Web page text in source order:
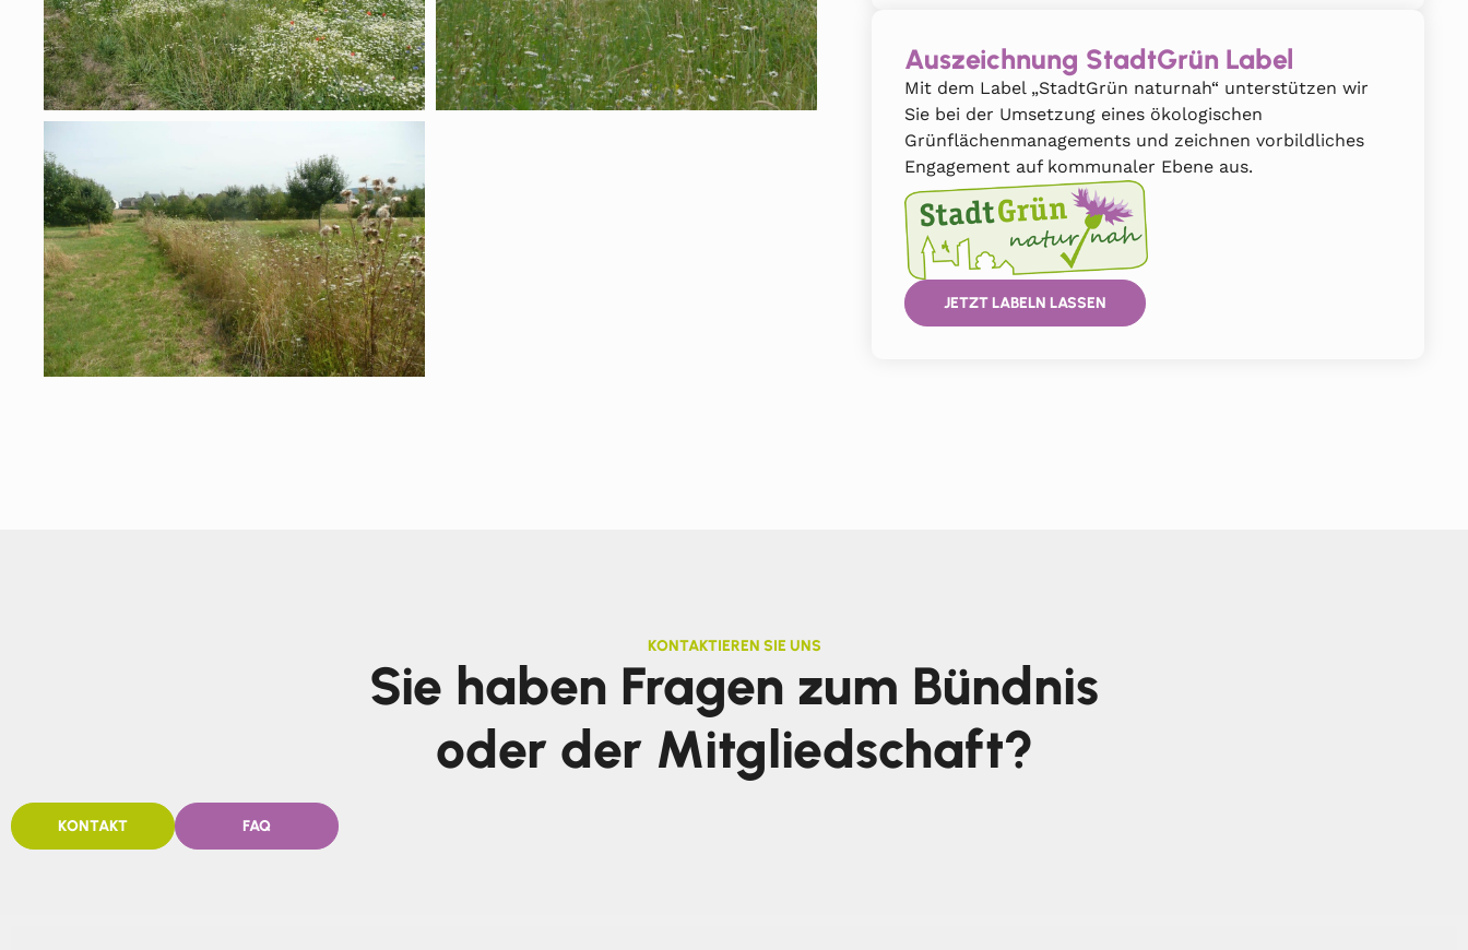
Auszeichnung StadtGrün Label
Mit dem Label „StadtGrün naturnah“ unterstützen wir
Sie bei der Umsetzung eines ökologischen
Grünflächenmanagements und zeichnen vorbildliches
Engagement auf kommunaler Ebene aus.
JETZT LABELN LASSEN
KONTAKTIEREN SIE UNS
Sie haben Fragen zum Bündnis
oder der Mitgliedschaft?
KONTAKT FAQ